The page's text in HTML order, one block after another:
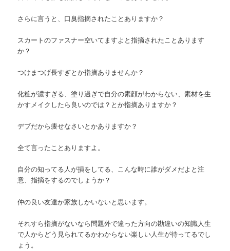
さらに言うと、口臭指摘されたことありますか？
スカートのファスナー空いてますよと指摘されたことあります
か？
つけまつげ長すぎとか指摘ありませんか？
化粧が濃すぎる、塗り過ぎで自分の素顔がわからない、素材を生
かすメイクしたら良いのでは？とか指摘ありますか？
デブだから痩せなさいとかありますか？
全て言ったことありますよ。
自分の知ってる人が損をしてる、こんな時に誰がダメだよと注
意、指摘をするのでしょうか？
仲の良い友達か家族しかいないと思います。
それすら指摘がないなら問題外で違った方向の勘違いの知識人生
で人からどう見られてるかわからない楽しい人生が待ってるでし
ょう。